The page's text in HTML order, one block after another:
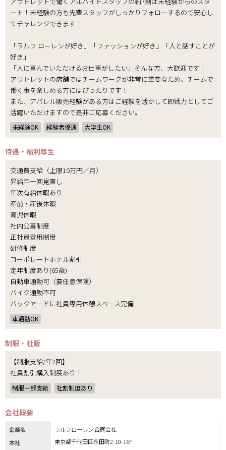
ート！未経験の方も先輩スタッフがしっかりフォローするので安心し
てチャレンジできます！
「ラルフ ローレンが好き」「ファッションが好き」「人と話すことが
好き」
「人に喜んでいただけるお仕事がしたい」そんな方、大歓迎です！
アウトレットの店舗ではチームワークが非常に重要なため、チームで
働く事を楽しめる方にはぴったりです！
また、アパレル販売経験がある方はご経験を活かして即戦力としてご
活躍いただけますので是非ご応募ください。
未経験OK 経験者優遇 大学生OK
待遇・福利厚生
交通費支給（上限10万円／月）
昇給年一回見直し
年次有給休暇あり
産前・産後休暇
育児休暇
社内公募制度
正社員登用制度
研修制度
コーポレートホテル割引
定年制度あり(65歳)
自動車通勤可（要任意保険）
バイク通勤不可
バックヤードに社員専用休憩スペース完備
車通勤OK
制服・社販
【制服支給/年2回】
社員割引購入制度あり！
制服一部支給 社割制度あり
会社概要
企業名
ラルフローレン 合同会社
本社
東京都千代田区永田町2-10-16F